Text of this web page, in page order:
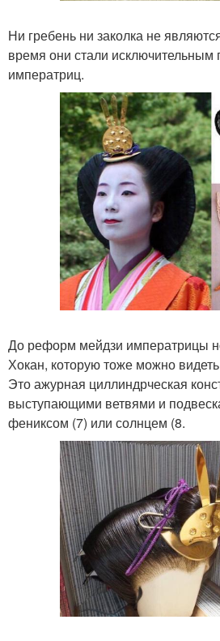
Ни гребень ни заколка не
время они стали исключительным
императриц.
До реформ мейдзи императрицы
Хокан, которую тоже можно видеть
Это ажурная циллиндрческая
выступающими ветвями и
фениксом (7) или солнцем (8.